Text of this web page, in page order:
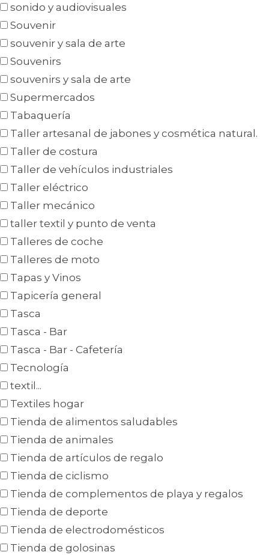
sonido y audiovisuales
Souvenir
souvenir y sala de arte
Souvenirs
souvenirs y sala de arte
Supermercados
Tabaquería
Taller artesanal de jabones y cosmética natural.
Taller de costura
Taller de vehículos industriales
Taller eléctrico
Taller mecánico
taller textil y punto de venta
Talleres de coche
Talleres de moto
Tapas y Vinos
Tapicería general
Tasca
Tasca - Bar
Tasca - Bar - Cafetería
Tecnología
textil...
Textiles hogar
Tienda de alimentos saludables
Tienda de animales
Tienda de artículos de regalo
Tienda de ciclismo
Tienda de complementos de playa y regalos
Tienda de deporte
Tienda de electrodomésticos
Tienda de golosinas